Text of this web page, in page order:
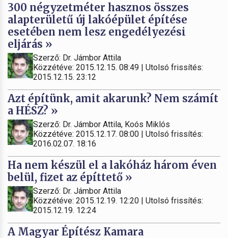
300 négyzetméter hasznos összes
alapterületű új lakóépület építése
esetében nem lesz engedélyezési
eljárás »
Szerző: Dr. Jámbor Attila
Közzétéve: 2015.12.15. 08:49 | Utolsó frissítés:
2015.12.15. 23:12
Azt építünk, amit akarunk? Nem számít
a HÉSZ? »
Szerző: Dr. Jámbor Attila, Koós Miklós
Közzétéve: 2015.12.17. 08:00 | Utolsó frissítés:
2016.02.07. 18:16
Ha nem készül el a lakóház három éven
belül, fizet az építtető »
Szerző: Dr. Jámbor Attila
Közzétéve: 2015.12.19. 12:20 | Utolsó frissítés:
2015.12.19. 12:24
A Magyar Építész Kamara